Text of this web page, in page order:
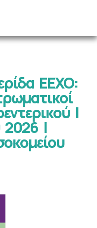
ΕΕΧΟ:
|
2026 |